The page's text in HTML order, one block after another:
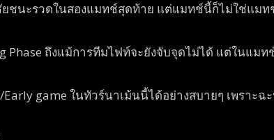
ชนะรวดในสองแมทช์สุดท้าย แต่แมทช์นี้ก็ไม่ใช่แมท
Phase ถึงแม้การทีมไฟท์จะยังจับจุดไม่ได้ แต่ในแม
Early game ในทัวร์นาเม้นนี้ได้อย่างสบายๆ เพรา